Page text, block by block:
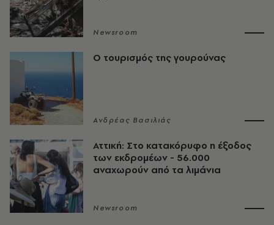
Newsroom
Ο τουρισμός της γουρούνας
Ανδρέας Βασιλιάς
Αττική: Στο κατακόρυφο η έξοδος
των εκδρομέων - 56.000
αναχωρούν από τα λιμάνια
Newsroom